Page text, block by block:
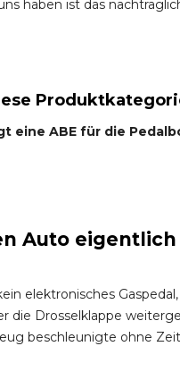
haben ist das
eine ABE für die
Auto
elektronisches
die Drosselklappe
beschleunigte ohne